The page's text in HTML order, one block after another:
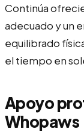
Continúa
adecuado y un
equilibrado
el tiempo en
Apoyo
Whopaws